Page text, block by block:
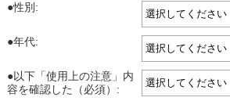
●性別:
●年代:
●以下「使用上の注意」内
容を確認した（必須）: